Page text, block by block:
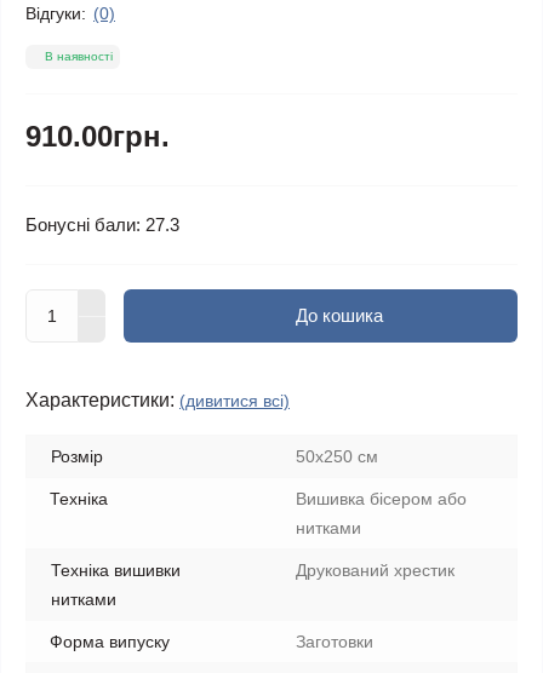
Відгуки: (0)
В наявності
910.00грн.
Бонусні бали: 27.3
До кошика
Характеристики: (дивитися всі)
Розмір 50х250 см
Техніка
Вишивка бісером або
нитками
Техніка вишивки
нитками
Друкований хрестик
Форма випуску Заготовки